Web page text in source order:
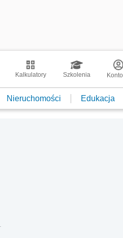
Kalkulatory Szkolenia Konto
Nieruchomości Edukacja